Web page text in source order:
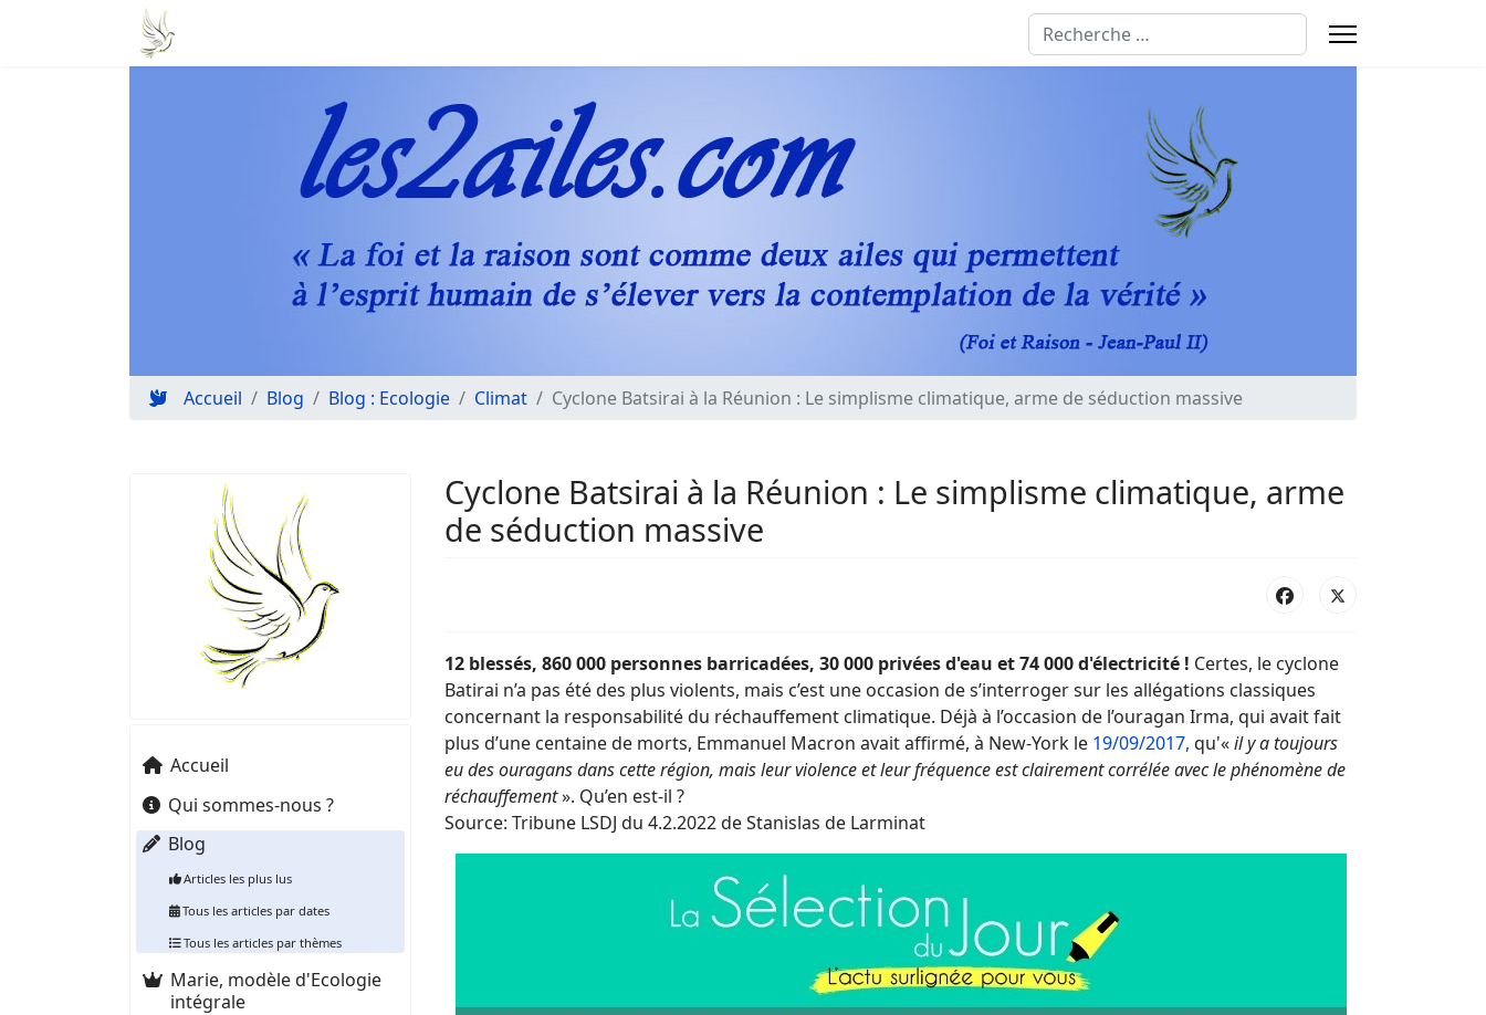
Rechercher
Accueil Blog Blog : Ecologie Climat Cyclone Batsirai à la Réunion : Le simplisme climatique, arme de séduction massive
Accueil
Qui sommes-nous ?
Blog
Articles les plus lus
Tous les articles par dates
Tous les articles par thèmes
Marie, modèle d'Ecologie
intégrale
Cyclone Batsirai à la Réunion : Le simplisme climatique, arme
de séduction massive
12 blessés, 860 000 personnes barricadées, 30 000 privées d'eau et 74 000 d'électricité ! Certes, le cyclone
Batirai n’a pas été des plus violents, mais c’est une occasion de s’interroger sur les allégations classiques
concernant la responsabilité du réchauffement climatique. Déjà à l’occasion de l’ouragan Irma, qui avait fait
plus d’une centaine de morts, Emmanuel Macron avait affirmé, à New-York le 19/09/2017, qu'«il y a toujours
eu des ouragans dans cette région, mais leur violence et leur fréquence est clairement corrélée avec le phénomène de
réchauffement». Qu’en est-il ?
Source: Tribune LSDJ du 4.2.2022 de Stanislas de Larminat